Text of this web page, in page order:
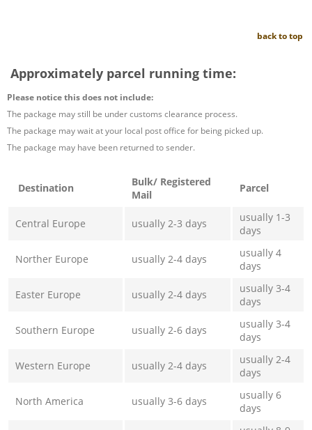
back to top
Approximately parcel running time:
Please notice this does not include:
The package may still be under customs clearance process.
The package may wait at your local post office for being picked up.
The package may have been returned to sender.
Destination
Bulk/ Registered
Mail
Parcel
Central Europe usually 2-3 days
usually 1-3
days
Norther Europe usually 2-4 days
usually 4
days
Easter Europe usually 2-4 days
usually 3-4
days
Southern Europe usually 2-6 days
usually 3-4
days
Western Europe usually 2-4 days
usually 2-4
days
North America usually 3-6 days
usually 6
days